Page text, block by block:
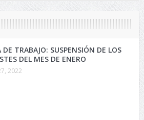
DE TRABAJO: SUSPENSIÓN DE LOS
DEL MES DE ENERO
2022